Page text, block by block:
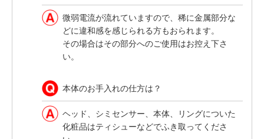
微弱電流が流れていますので、稀に金属部分な
どに違和感を感じられる方もおられます。
その場合はその部分へのご使用はお控え下さ
い。
本体のお手入れの仕方は？
ヘッド、シミセンサー、本体、リングについた
化粧品はティシューなどでふき取ってくださ